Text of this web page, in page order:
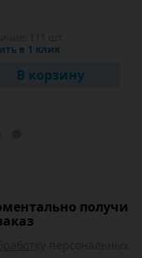
в 1 клик
В корзину
получи